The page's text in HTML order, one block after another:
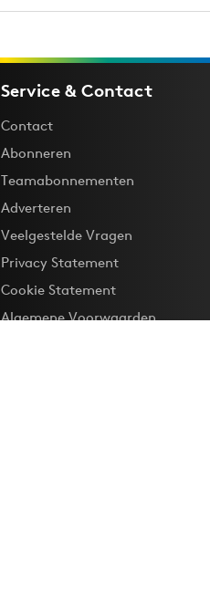
Service & Contact
Contact
Abonneren
Teamabonnementen
Adverteren
Veelgestelde Vragen
Privacy Statement
Cookie Statement
Algemene Voorwaarden